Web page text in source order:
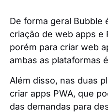
De forma geral Bubble
criação de web apps e
porém para criar web
ambas as plataformas
Além disso, nas duas
criar apps PWA, que
das demandas para